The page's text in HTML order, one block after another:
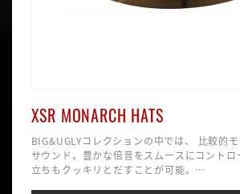
XSR MONARCH HATS
BIG&UGLYコレクションの中では、 比較的
サウンド。豊かな倍音をスムースにコント
立ちもクッキリとだすことが可能。